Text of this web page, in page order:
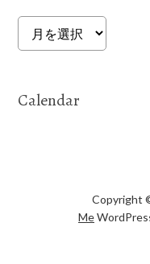
Archives
Calendar
Copyright
Me